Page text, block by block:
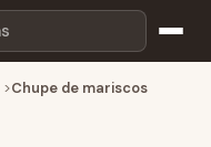
Chupe de mariscos